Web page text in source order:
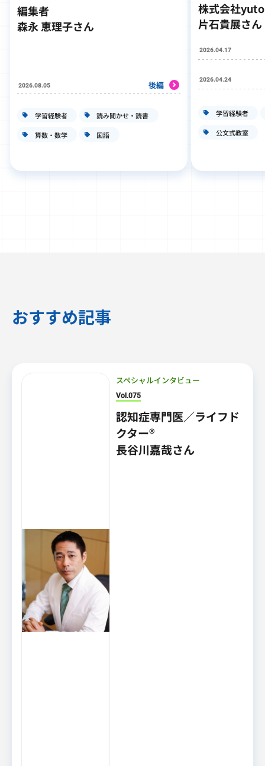
編集者
森永 恵理子さん
2026.08.05 後編
学習経験者 読み聞かせ・読書
算数・数学 国語
株式会社
片石貴展さん
2026.04.17
2026.04.24
学習経験者
公文式教室
おすすめ記事
スペシャルインタビュー
Vol.075
認知症専門医／ライフド
クター®
長谷川嘉哉さん